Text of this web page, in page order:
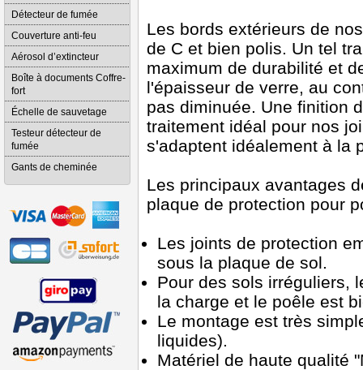
Les bords extérieurs de
de C et bien polis. Un tel
maximum de durabilité et
l'épaisseur de verre, au
pas diminuée. Une finition
traitement idéal pour nos
s'adaptent idéalement à la
Les principaux avantages
plaque de protection pour
Les joints de protection
sous la plaque de sol.
Pour des sols irréguliers,
la charge et le poêle est
Le montage est très
liquides).
Matériel de haute qualité
Détecteur de fumée
Couverture anti-feu
Aérosol d’extincteur
Boîte à documents Coffre-
fort
Échelle de sauvetage
Testeur détecteur de
fumée
Gants de cheminée